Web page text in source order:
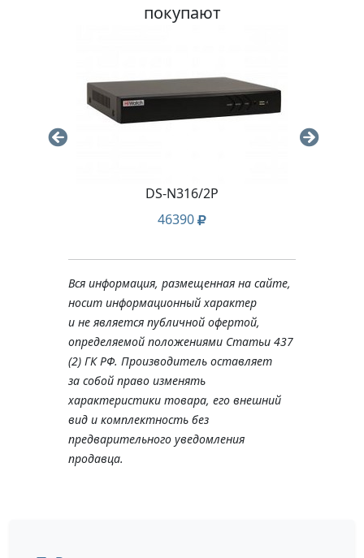
покупают
DS-N316/2P
46390
Вся информация, размещенная на сайте,
носит информационный характер
и не является публичной офертой,
определяемой положениями Статьи 437
(2) ГК РФ. Производитель оставляет
за собой право изменять
характеристики товара, его внешний
вид и комплектность без
предварительного уведомления
продавца.